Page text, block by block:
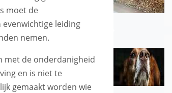
moet de
evenwichtige leiding
nemen.
met de onderdanigheid
en is niet te
gemaakt worden wie